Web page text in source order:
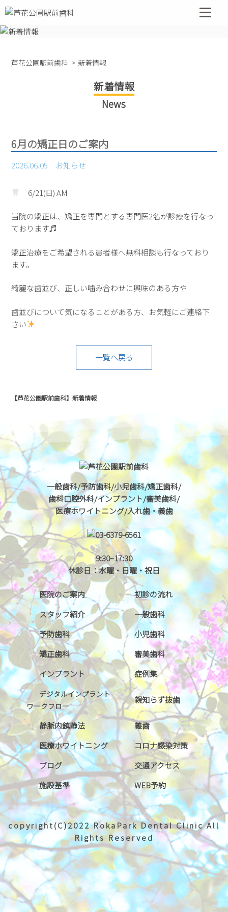
コ
ン
テ
芦花公園駅前歯科 新着情報
新着情報
News
6月の矯正日のご案内
2026.06.05 お知らせ
6/21(日) AM
当院の矯正は、矯正を専門とする専門医2名が診療を行なっ
ております♬
矯正治療をご希望される患者様へ無料相談も行なっており
ます。
綺麗な歯並び、正しい噛み合わせに興味のある方や
歯並びについて気になることがある方、お気軽にご連絡下
さい
一覧へ戻る
【芦花公園駅前歯科】新着情報
一般歯科/予防歯科/小児歯科/矯正歯科/
歯科口腔外科/インプラント/審美歯科/
医療ホワイトニング/入れ歯・義歯
9:30~17:30
休診日：水曜・日曜・祝日
医院のご案内
初診の流れ
スタッフ紹介
一般歯科
予防歯科
小児歯科
矯正歯科
審美歯科
インプラント
症例集
デジタルインプラント
ワークフロー
親知らず抜歯
静脈内鎮静法
義歯
医療ホワイトニング
コロナ感染対策
ブログ
交通アクセス
施設基準
WEB予約
copyright(C)2022 RokaPark Dental Clinic All
Rights Reserved